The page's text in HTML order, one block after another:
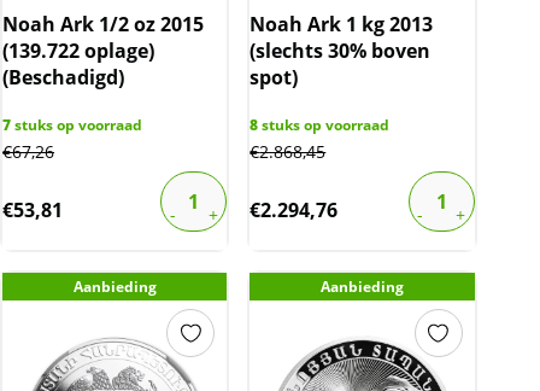
Noah Ark 1/2 oz 2015
(139.722 oplage)
(Beschadigd)
7stuks op voorraad
€67,26
€53,81
Noah Ark 1 kg 2013
(slechts 30% boven
spot)
8stuks op voorraad
€2.868,45
€2.294,76
Aanbieding Aanbieding